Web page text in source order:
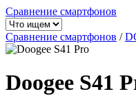
Сравнение смартфонов
Сравнение смартфонов /
Doogee S41